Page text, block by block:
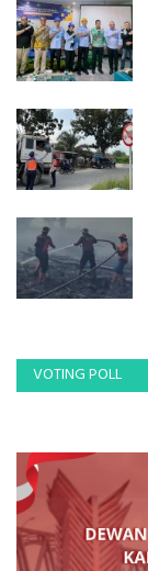
VOTING POLL